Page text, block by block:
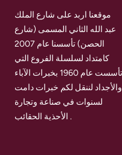
موقعنا اربد على شارع الملك
عبد الله الثاني المسمى (شارع
الحصن) تأسسنا عام 2007
كامتداد لسلسلة الفروع التي
تأسست عام 1960 بخبرات الآباء
والأجداد لننقل لكم خبرات دامت
لسنوات في صناعة وتجارة
الأحذية الحقائب .